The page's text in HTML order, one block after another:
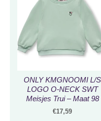
ONLY KMGNOOMI L/S
LOGO O-NECK SWT
Meisjes Trui – Maat 98
€17,59